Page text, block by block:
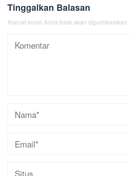
Tinggalkan Balasan
Alamat email Anda tidak akan dipublikasikan.